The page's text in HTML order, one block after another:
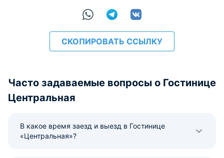
СКОПИРОВАТЬ ССЫЛКУ
Часто задаваемые вопросы о Гостинице
Центральная
В какое время заезд и выезд в Гостинице
«Центральная»?